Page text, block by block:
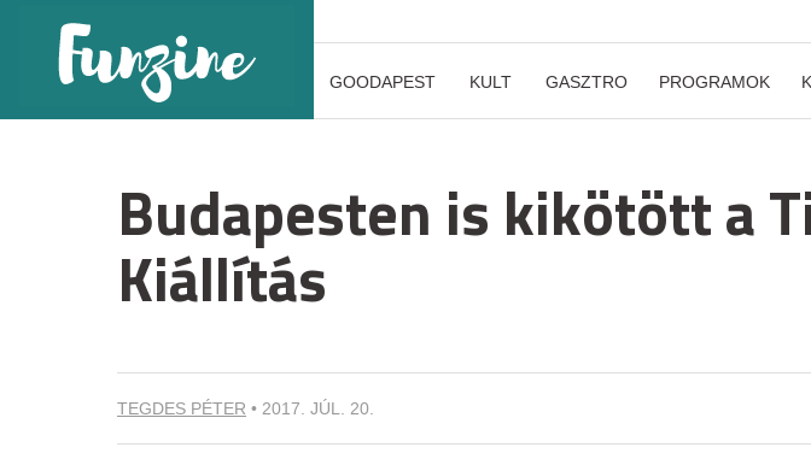
GOODAPEST KULT GASZTRO PROGRAMOK
Budapesten is kikötött a
Kiállítás
TEGDES PÉTER • 2017. JÚL. 20.